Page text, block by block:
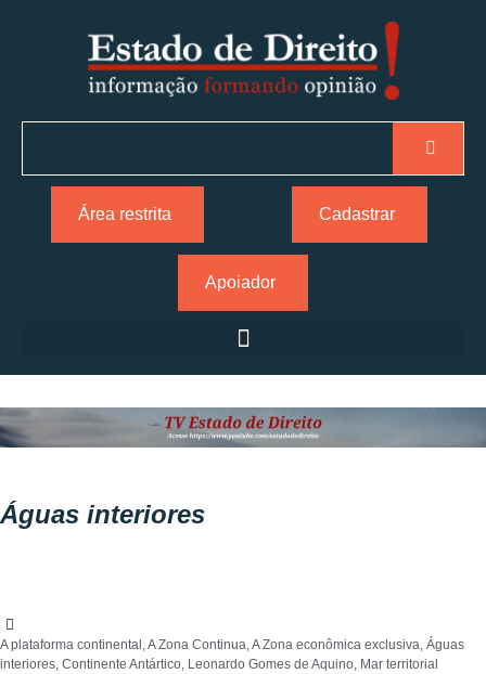
Área restrita Cadastrar
Apoiador
Águas interiores
A plataforma continental ,A Zona Continua,A Zona econômica exclusiva, Águas
interiores, Continente Antártico, Leonardo Gomes de Aquino, Mar territorial